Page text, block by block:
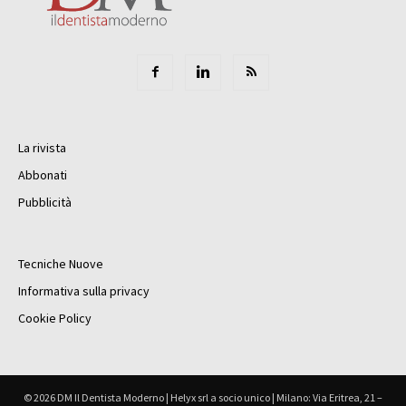
La rivista
Abbonati
Pubblicità
Tecniche Nuove
Informativa sulla privacy
Cookie Policy
© 2026 DM Il Dentista Moderno | Helyx srl a socio unico | Milano: Via Eritrea, 21 –